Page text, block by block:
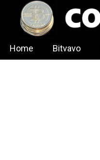
inhoud
Home Bitvavo